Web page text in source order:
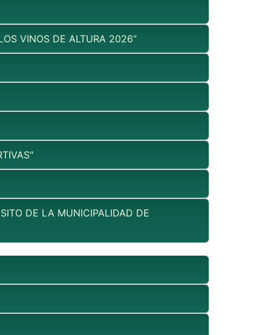
VINOS DE ALTURA 2026”
DE LA MUNICIPALIDAD DE